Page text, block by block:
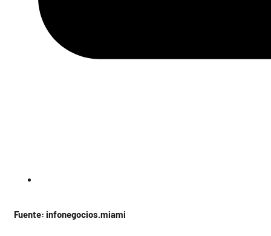
Fuente: infonegocios.miami